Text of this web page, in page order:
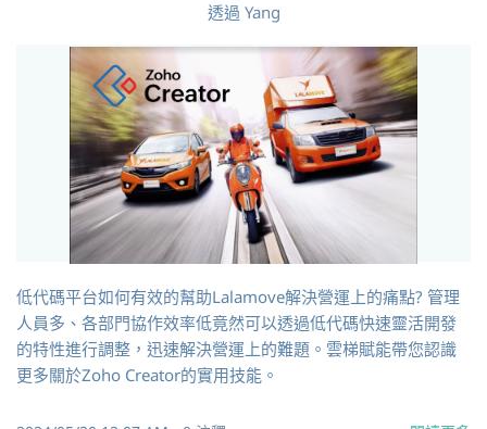
透過 Yang
低代碼平台如何有效的幫助Lalamove解決營運上的痛點? 管理
人員多、各部門協作效率低竟然可以透過低代碼快速靈活開發
的特性進行調整，迅速解決營運上的難題。雲梯賦能帶您認識
更多關於Zoho Creator的實用技能。